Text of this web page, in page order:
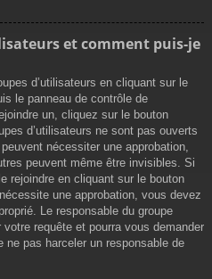
et comment puis-je
d’utilisateurs en cliquant sur le
le panneau de contrôle de
un, cliquez sur le bouton
d’utilisateurs ne sont pas ouverts
nécessiter une approbation,
peuvent même être invisibles. Si
rejoindre en cliquant sur le bouton
une approbation, vous devez
Le responsable du groupe
requête et pourra vous demander
ne pas harceler un responsable de